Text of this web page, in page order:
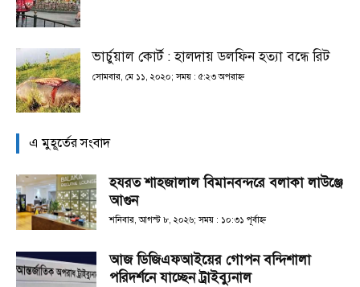
ভার্চুয়াল কোর্ট : হালদায় ডলফিন হত্যা বন্ধে রিট
সোমবার, মে ১১, ২০২০; সময় : ৫:২৩ অপরাহ্ণ
এ মুহূর্তের সংবাদ
হযরত শাহজালাল বিমানবন্দরে বলাকা লাউঞ্জে
আগুন
শনিবার, আগস্ট ৮, ২০২৬; সময় : ১০:৩১ পূর্বাহ্ণ
আজ ডিজিএফআইয়ের গোপন বন্দিশালা
পরিদর্শনে যাচ্ছেন ট্রাইব্যুনাল